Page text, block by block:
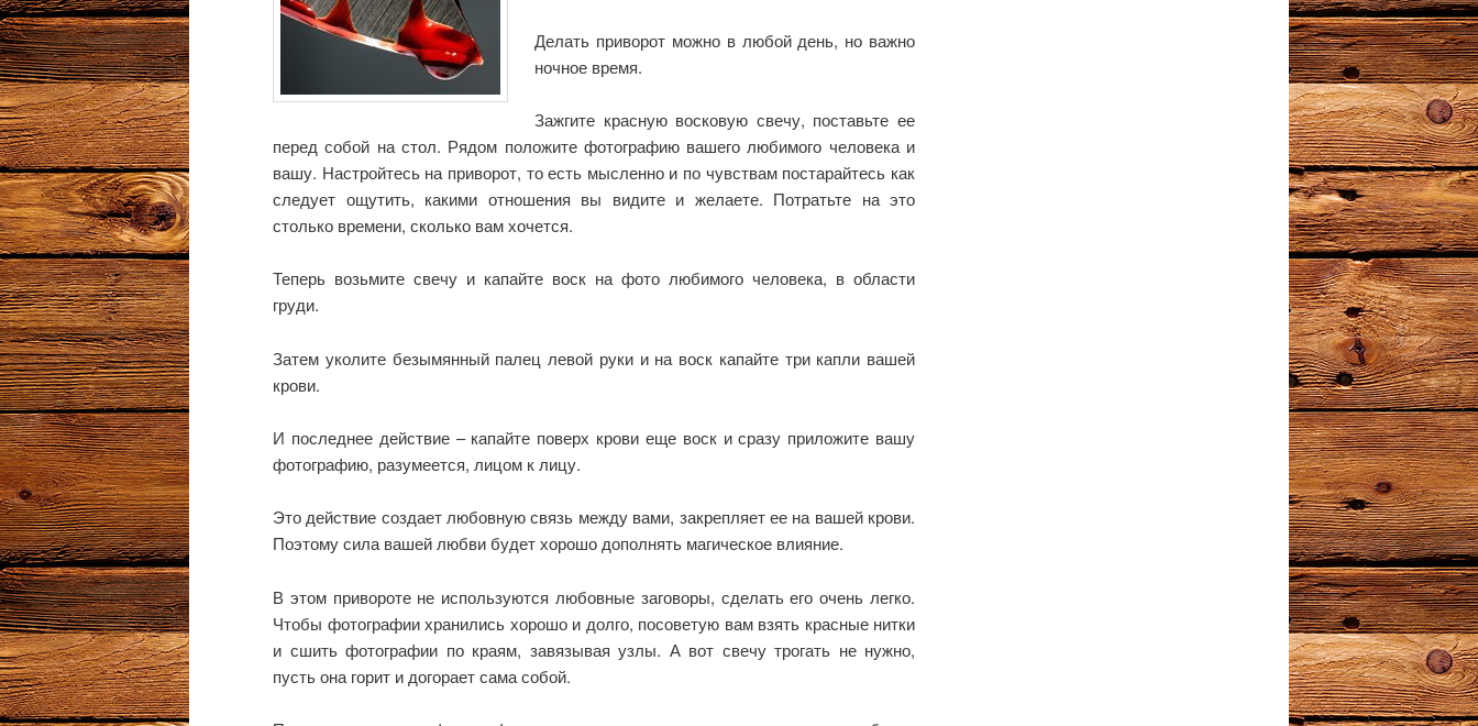
Делать приворот можно в любой день, но важно
ночное время.
Зажгите красную восковую свечу, поставьте ее
перед собой на стол. Рядом положите фотографию вашего любимого человека и
вашу. Настройтесь на приворот, то есть мысленно и по чувствам постарайтесь как
следует ощутить, какими отношения вы видите и желаете. Потратьте на это
столько времени, сколько вам хочется.
Теперь возьмите свечу и капайте воск на фото любимого человека, в области
груди.
Затем уколите безымянный палец левой руки и на воск капайте три капли вашей
крови.
И последнее действие – капайте поверх крови еще воск и сразу приложите вашу
фотографию, разумеется, лицом к лицу.
Это действие создает любовную связь между вами, закрепляет ее на вашей крови.
Поэтому сила вашей любви будет хорошо дополнять магическое влияние.
В этом привороте не используются любовные заговоры, сделать его очень легко.
Чтобы фотографии хранились хорошо и долго, посоветую вам взять красные нитки
и сшить фотографии по краям, завязывая узлы. А вот свечу трогать не нужно,
пусть она горит и догорает сама собой.